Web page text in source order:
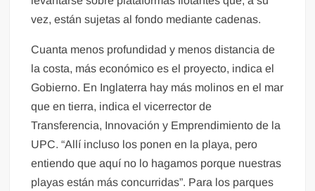
vez, están sujetas al fondo mediante cadenas.
Cuanta menos profundidad y menos distancia de
la costa, más económico es el proyecto, indica el
Gobierno. En Inglaterra hay más molinos en el mar
que en tierra, indica el vicerrector de
Transferencia, Innovación y Emprendimiento de la
UPC. “Allí incluso los ponen en la playa, pero
entiendo que aquí no lo hagamos porque nuestras
playas están más concurridas”. Para los parques